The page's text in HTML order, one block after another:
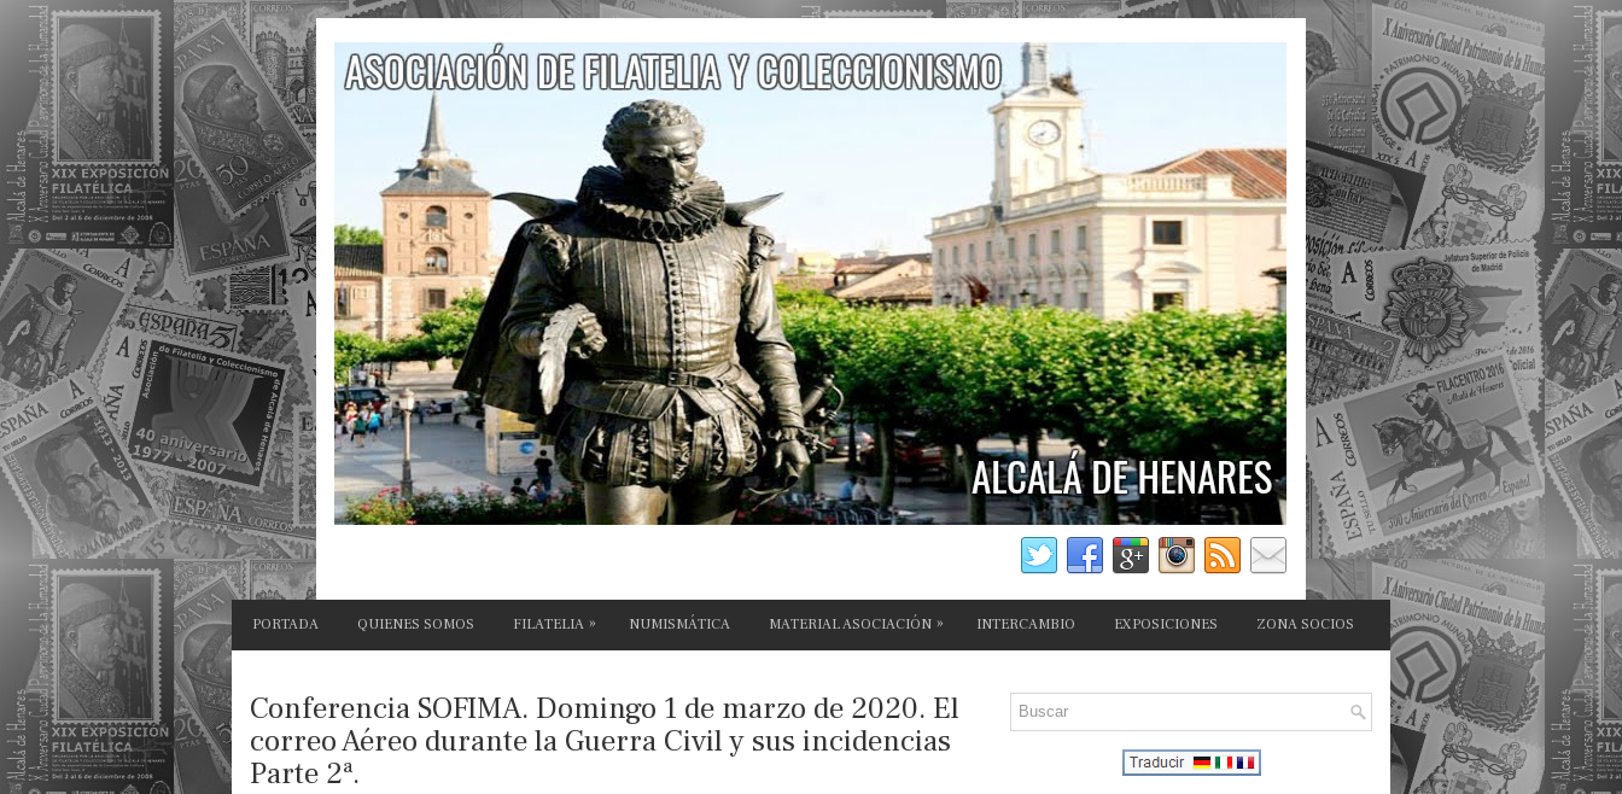
PORTADA QUIENES SOMOS FILATELIA » NUMISMÁTICA MATERIAL ASOCIACIÓN » INTERCAMBIO EXPOSICIONES ZONA SOCIOS
Conferencia SOFIMA. Domingo 1 de marzo de 2020. El
correo Aéreo durante la Guerra Civil y sus incidencias
Parte 2ª.